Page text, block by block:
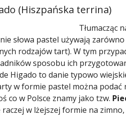
(Hiszpańska terrina)
Tłumacząc
słowa pastel używają
rodzajów tart). W tym
sposobu ich
Higado to danie typowo
w formie pastel można podać
co w Polsce znamy jako tzw.
w lżejszej formie na zimno,